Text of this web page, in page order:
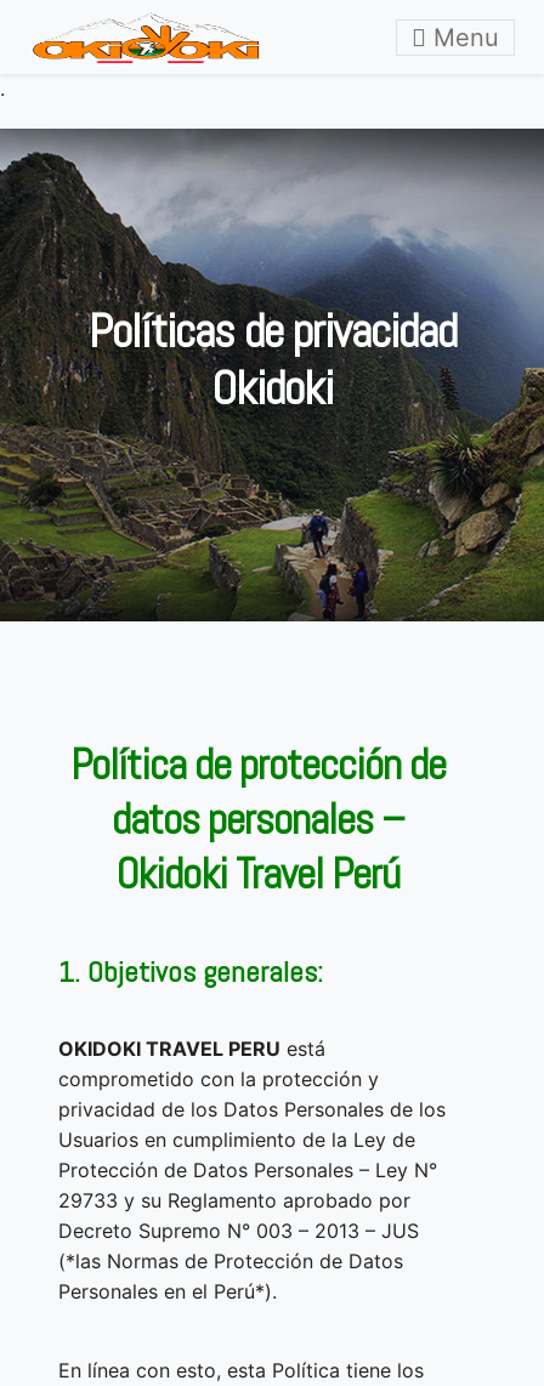
Skip to content
Menu
.
Políticas de privacidad
Okidoki
Política de protección de
datos personales –
Okidoki Travel Perú
1. Objetivos generales:
OKIDOKI TRAVEL PERU está
comprometido con la protección y
privacidad de los Datos Personales de los
Usuarios en cumplimiento de la Ley de
Protección de Datos Personales – Ley N°
29733 y su Reglamento aprobado por
Decreto Supremo N° 003 – 2013 – JUS
(*las Normas de Protección de Datos
Personales en el Perú*).
En línea con esto, esta Política tiene los